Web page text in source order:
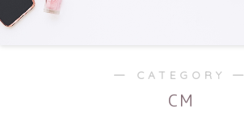
― CATEGORY ―
CM